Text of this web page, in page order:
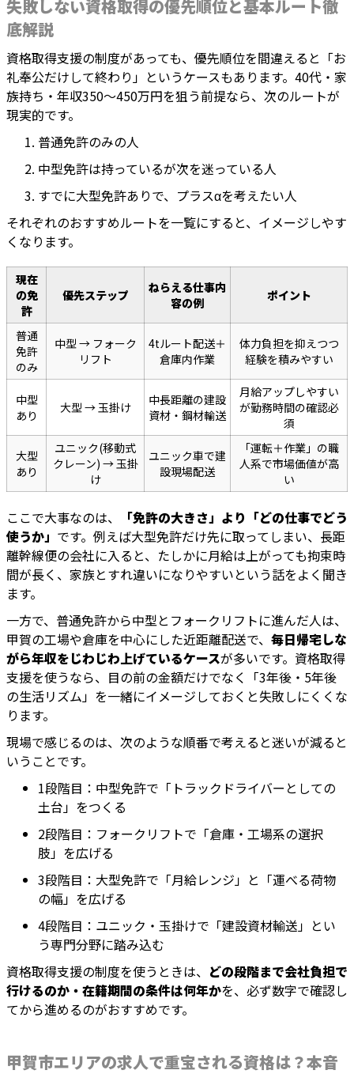
失敗しない資格取得の優先順位と基本ルート徹
底解説
資格取得支援の制度があっても、優先順位を間違えると「お
礼奉公だけして終わり」というケースもあります。40代・家
族持ち・年収350〜450万円を狙う前提なら、次のルートが
現実的です。
普通免許のみの人
中型免許は持っているが次を迷っている人
すでに大型免許ありで、プラスαを考えたい人
それぞれのおすすめルートを一覧にすると、イメージしやす
くなります。
現在
の免
許
優先ステップ
ねらえる仕事内
容の例
ポイント
普通
免許
のみ
中型 → フォーク
リフト
4tルート配送＋
倉庫内作業
体力負担を抑えつつ
経験を積みやすい
中型
あり
大型 → 玉掛け
中長距離の建設
資材・鋼材輸送
月給アップしやすい
が勤務時間の確認必
須
大型
あり
ユニック(移動式
クレーン) → 玉掛
け
ユニック車で建
設現場配送
「運転＋作業」の職
人系で市場価値が高
い
ここで大事なのは、
「免許の大きさ」より「どの仕事でどう
使うか」 です。例えば大型免許だけ先に取ってしまい、長距
離幹線便の会社に入ると、たしかに月給は上がっても拘束時
間が長く、家族とすれ違いになりやすいという話をよく聞き
ます。
一方で、普通免許から中型とフォークリフトに進んだ人は、
甲賀の工場や倉庫を中心にした近距離配送で、 毎日帰宅しな
がら年収をじわじわ上げているケースが多いです。資格取得
支援を使うなら、目の前の金額だけでなく「3年後・5年後
の生活リズム」を一緒にイメージしておくと失敗しにくくな
ります。
現場で感じるのは、次のような順番で考えると迷いが減ると
いうことです。
1段階目：中型免許で「トラックドライバーとしての
土台」をつくる
2段階目：フォークリフトで「倉庫・工場系の選択
肢」を広げる
3段階目：大型免許で「月給レンジ」と「運べる荷物
の幅」を広げる
4段階目：ユニック・玉掛けで「建設資材輸送」とい
う専門分野に踏み込む
資格取得支援の制度を使うときは、 どの段階まで会社負担で
行けるのか・在籍期間の条件は何年かを、必ず数字で確認し
てから進めるのがおすすめです。
甲賀市エリアの求人で重宝される資格は？本音